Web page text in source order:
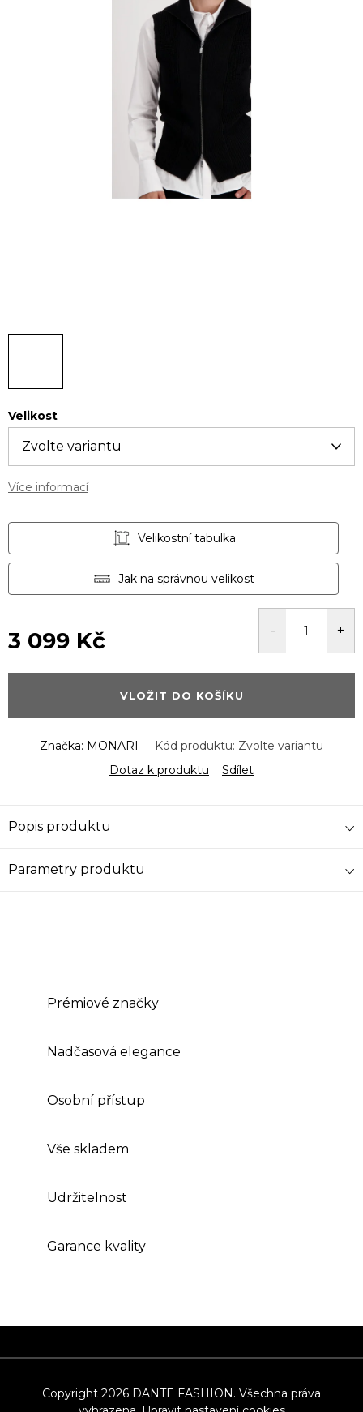
Velikost
Více informací
Velikostní tabulka
Jak na správnou velikost
3 099 Kč
cena:
VLOŽIT DO KOŠÍKU
Značka: MONARI Kód produktu: Zvolte variantu
Dotaz k produktu
Sdílet
Popis produktu
Parametry produktu
Prémiové značky
Nadčasová elegance
Osobní přístup
Vše skladem
Udržitelnost
Garance kvality
á
Copyright 2026 DANTE FASHION. Všechna práva